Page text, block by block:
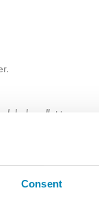
Consent
køkkenbordet,
ser pæn og flot ud.
låge i Dansk